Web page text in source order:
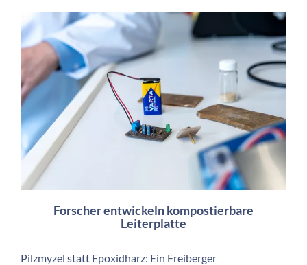
Forscher entwickeln kompostierbare
Leiterplatte
Pilzmyzel statt Epoxidharz: Ein Freiberger